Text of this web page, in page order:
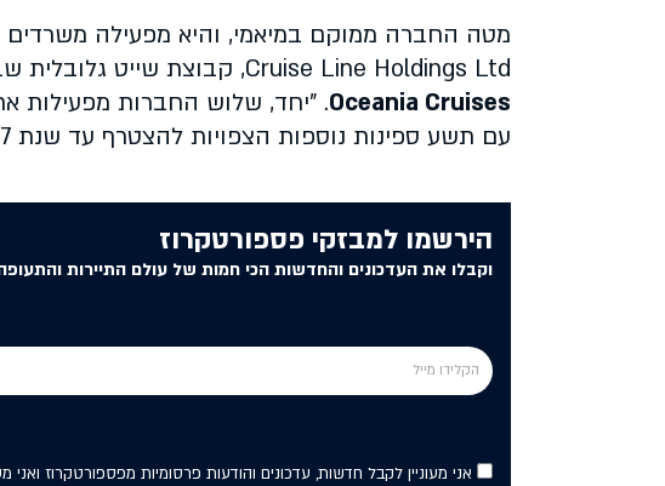
Cruise Line Holdings Ltd, קבוצת שייט גלובלית שבבעלותה שני מותגים נוספים:
Oceania Cruises. "יחד, שלוש החברות מפעילות
עם תשע ספינות נוספות הצפויות להצטרף עד שנת 2027", כך מציינת החברה באתר האינטרנט שלה.
הירשמו למבזקי פספורטקרוז
וקבלו את העדכונים והחדשות הכי חמות של עולם התיירות
אני מעוניין לקבל חדשות, עדכונים והודעות פרסומיות מפספורטקרוז ואני